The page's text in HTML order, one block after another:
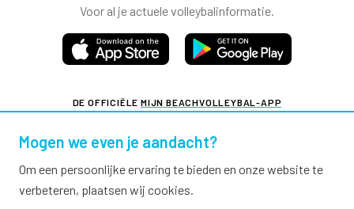
Voor al je actuele volleybalinformatie.
DE OFFICIËLE MIJN BEACHVOLLEYBAL-APP
Mogen we even je aandacht?
Om een persoonlijke ervaring te bieden en onze website te
verbeteren, plaatsen wij cookies.